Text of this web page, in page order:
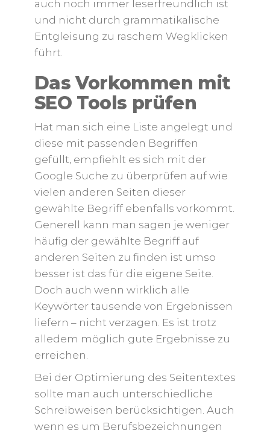
auch noch immer leserfreundlich ist
und nicht durch grammatikalische
Entgleisung zu raschem Wegklicken
führt.
Das Vorkommen mit
SEO Tools prüfen
Hat man sich eine Liste angelegt und
diese mit passenden Begriffen
gefüllt, empfiehlt es sich mit der
Google Suche zu überprüfen auf wie
vielen anderen Seiten dieser
gewählte Begriff ebenfalls vorkommt.
Generell kann man sagen je weniger
häufig der gewählte Begriff auf
anderen Seiten zu finden ist umso
besser ist das für die eigene Seite.
Doch auch wenn wirklich alle
Keywörter tausende von Ergebnissen
liefern – nicht verzagen. Es ist trotz
alledem möglich gute Ergebnisse zu
erreichen.
Bei der Optimierung des Seitentextes
sollte man auch unterschiedliche
Schreibweisen berücksichtigen. Auch
wenn es um Berufsbezeichnungen